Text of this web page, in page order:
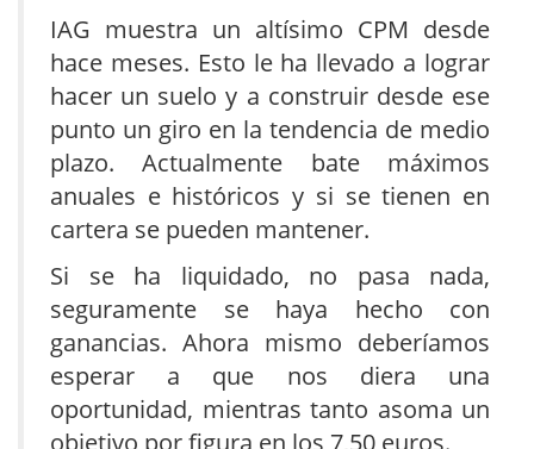
IAG muestra un altísimo CPM desde
hace meses. Esto le ha llevado a lograr
hacer un suelo y a construir desde ese
punto un giro en la tendencia de medio
plazo. Actualmente bate máximos
anuales e históricos y si se tienen en
cartera se pueden mantener.
Si se ha liquidado, no pasa nada,
seguramente se haya hecho con
ganancias. Ahora mismo deberíamos
esperar a que nos diera una
oportunidad, mientras tanto asoma un
objetivo por figura en los 7,50 euros.